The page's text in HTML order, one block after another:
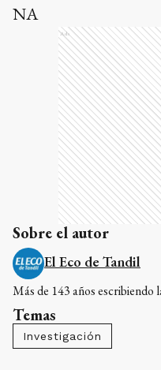
NA
Ads
Sobre el autor
El Eco de Tandil
Más de 143 años escribiendo
Temas
Investigación